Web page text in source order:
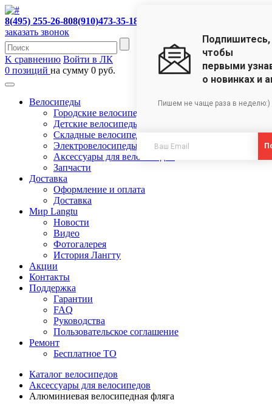
Подпишитесь,
чтобы
первыми
о новинках и
Пишем не чаще раза в неделю:)
8(495) 255-26-808(910)473-35-18
заказать звонок
K сравнению Войти в ЛК
0 позиций на сумму 0 руб.
Велосипеды
Городские велосипеды
Детские велосипеды
Складные велосипеды
Электровелосипеды
Аксессуары для велосипедов
Запчасти
Доставка
Оформление и оплата
Доставка
Мир Langtu
Новости
Видео
Фотогалерея
История Лангту
Акции
Контакты
Поддержка
Гарантии
FAQ
Руководства
Пользовательское соглашение
Ремонт
Бесплатное ТО
Каталог велосипедов
Аксессуары для велосипедов
Алюминиевая велосипедная фляга